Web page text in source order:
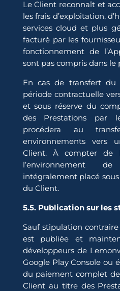
Le Client reconnaît et
les frais d’exploitation,
services cloud et plus
facturé par les
fonctionnement de
sont pas compris dans le
En cas de transfert du
période contractuelle
et sous réserve du
des Prestations par
procédera au
environnements vers
Client. À compter de
l’environnement
intégralement placé
du Client.
5.5. Publication sur les
Sauf stipulation contraire
est publiée et
développeurs de
Google Play Console ou
du paiement complet
Client au titre des